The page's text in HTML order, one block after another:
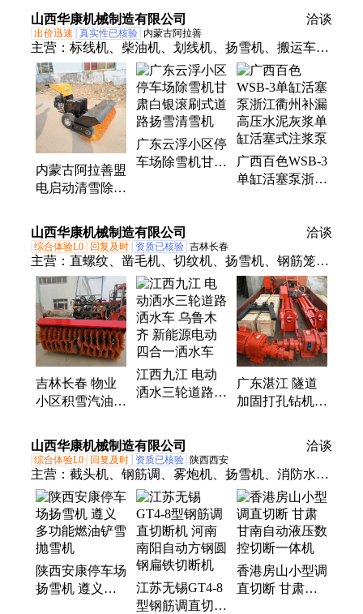
山西华康机械制造有限公司 洽谈
出价迅速 真实性已核验 内蒙古阿拉善
主营： 标线机、柴油机、划线机、扬雪机、搬运车、
小铲车、切盖机、劈裂棒、标线车、切圆机、切割
机、劈裂机、装载机、画线机、抓木机、引孔机、画
线车、喷涂机、分裂机、钻孔机、柴油铲车、钻孔设
备、液压铲车、标线设备、潜孔钻机、小型铲车
内蒙古阿拉善盟
电启动清雪除雪
场扬雪机
广东云浮小区停
车场除雪机甘肃
广西百色WSB-3
单缸活塞泵浙江
山西华康机械制造有限公司 洽谈
综合体验L0 回复及时 资质已核验 吉林长春
主营： 直螺纹、凿毛机、切纹机、扬雪机、钢筋笼、
水泥地、钢筋调、雾炮机、洒水车、变频调、水喷
淋、防滑线、消防水、油路面、切缝机、gq60钢筋、
3轮螺纹、gw40钢筋、4-14钢筋、32全自动、机10数
控、手动钢筋、降尘塔吊、电动路面、地面抛磨、农
用三轮
吉林长春 物业
小区积雪汽油除
场扬雪机
江西九江 电动
洒水三轮道路洒
一洒水车
广东湛江 隧道
加固打孔钻机
山西华康机械制造有限公司 洽谈
综合体验L0 回复及时 资质已核验 陕西西安
主营： 截头机、钢筋调、雾炮机、扬雪机、消防水、
洗轮机、gq60钢筋、手动钢筋、车载降湿、雾炮降
尘、农用三轮、道路三轮、钢筋切断、围挡喷淋、电
动平板、塔吊降雾、三轮雾炮、冲洗地面、手动塔
吊、粗钢筋校、监测仪led、洗车平台、钢筋液压、钢
筋弯曲、消防炮水、消防炮塔
陕西安康停车场
扬雪机 遵义多
江苏无锡GT4-8
型钢筋调直切断
香港房山小型调
直切断 甘肃甘